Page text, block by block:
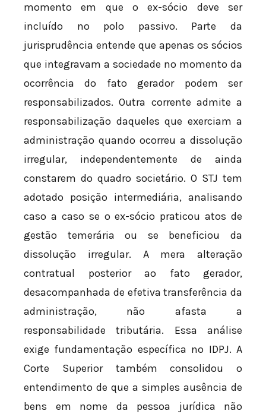
momento em que o ex-sócio deve ser
incluído no polo passivo. Parte da
jurisprudência entende que apenas os sócios
que integravam a sociedade no momento da
ocorrência do fato gerador podem ser
responsabilizados. Outra corrente admite a
responsabilização daqueles que exerciam a
administração quando ocorreu a dissolução
irregular, independentemente de ainda
constarem do quadro societário. O STJ tem
adotado posição intermediária, analisando
caso a caso se o ex-sócio praticou atos de
gestão temerária ou se beneficiou da
dissolução irregular. A mera alteração
contratual posterior ao fato gerador,
desacompanhada de efetiva transferência da
administração, não afasta a
responsabilidade tributária. Essa análise
exige fundamentação específica no IDPJ. A
Corte Superior também consolidou o
entendimento de que a simples ausência de
bens em nome da pessoa jurídica não